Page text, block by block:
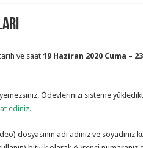
ve saat 19 Haziran 2020 Cuma –
Ödevlerinizi sisteme
ediniz.
dosyasının adı adınız ve soyadınız